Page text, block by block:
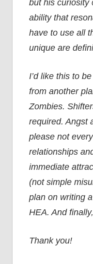
but his curiosity
ability that
have to use all
unique are
I’d like this to
from another
Zombies.
required. Angst
please not
relationships
immediate
(not simple
plan on writing
HEA. And
Thank you!